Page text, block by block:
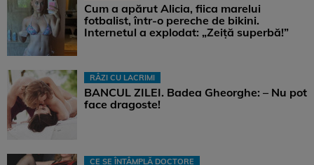
Cum a apărut Alicia, fiica marelui
fotbalist, într-o pereche de bikini.
Internetul a explodat: „Zeiță superbă!”
RÂZI CU LACRIMI
BANCUL ZILEI. Badea Gheorghe: – Nu pot
face dragoste!
CE SE ÎNTÂMPLĂ DOCTORE